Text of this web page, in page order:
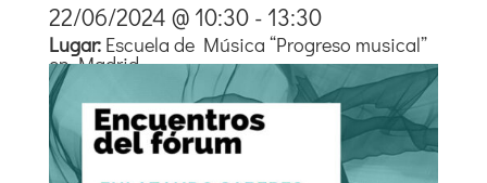
22/06/2024 @ 10:30 - 13:30
Lugar: Escuela de Música “Progreso musical”
en Madrid.